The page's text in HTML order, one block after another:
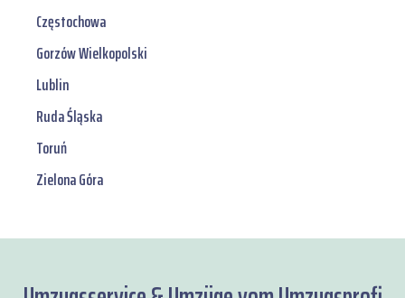
Częstochowa
Gorzów Wielkopolski
Lublin
Ruda Śląska
Toruń
Zielona Góra